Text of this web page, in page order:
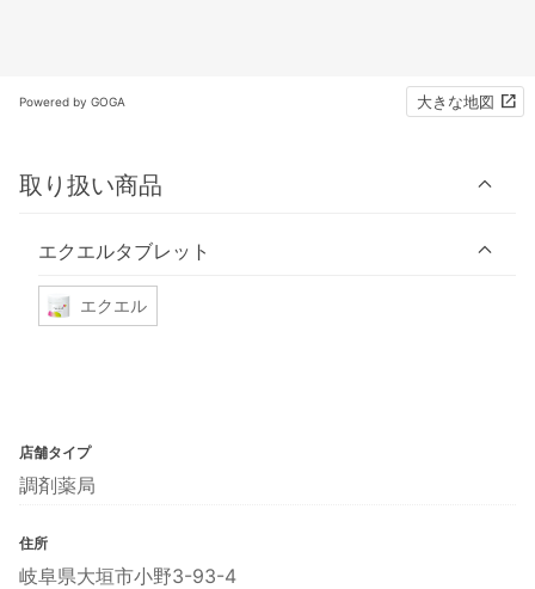
Powered by GOGA 大きな地図
取り扱い商品
エクエルタブレット
エクエル
店舗タイプ
調剤薬局
住所
岐阜県大垣市小野3-93-4